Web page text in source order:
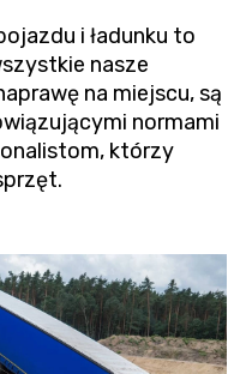
i ładunku to
nasze
na miejscu, są
normami
którzy